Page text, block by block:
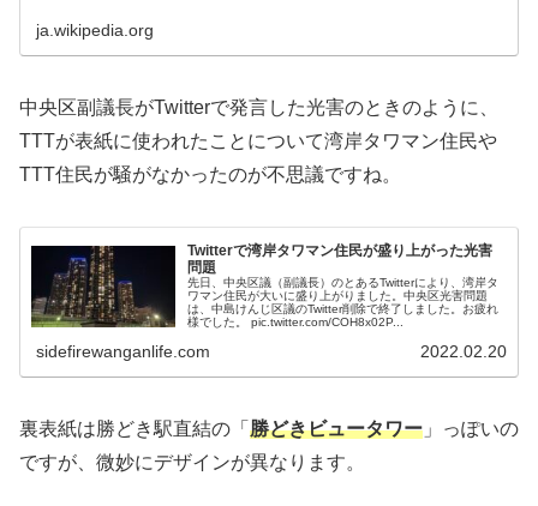
ja.wikipedia.org
中央区副議長がTwitterで発言した光害のときのように、
TTTが表紙に使われたことについて湾岸タワマン住民や
TTT住民が騒がなかったのが不思議ですね。
Twitterで湾岸タワマン住民が盛り上がった光害
問題
先日、中央区議（副議長）のとあるTwitterにより、湾岸タ
ワマン住民が大いに盛り上がりました。中央区光害問題
は、中島けんじ区議のTwitter削除で終了しました。お疲れ
様でした。 pic.twitter.com/COH8x02P...
sidefirewanganlife.com 2022.02.20
裏表紙は勝どき駅直結の「 勝どきビュータワー 」っぽいの
ですが、微妙にデザインが異なります。